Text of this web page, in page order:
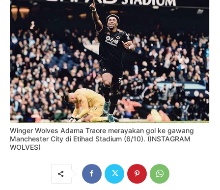
Winger Wolves Adama Traore merayakan gol ke gawang
Manchester City di Etihad Stadium (6/10). (INSTAGRAM
WOLVES)